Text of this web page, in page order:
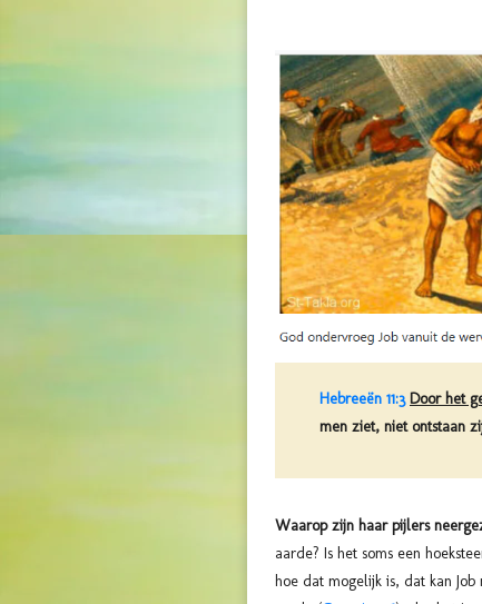
Hebreeën 11:3 Door het
men ziet, niet ontstaan
Waarop zijn haar pijlers
aarde? Is het soms een
hoe dat mogelijk is, dat kan